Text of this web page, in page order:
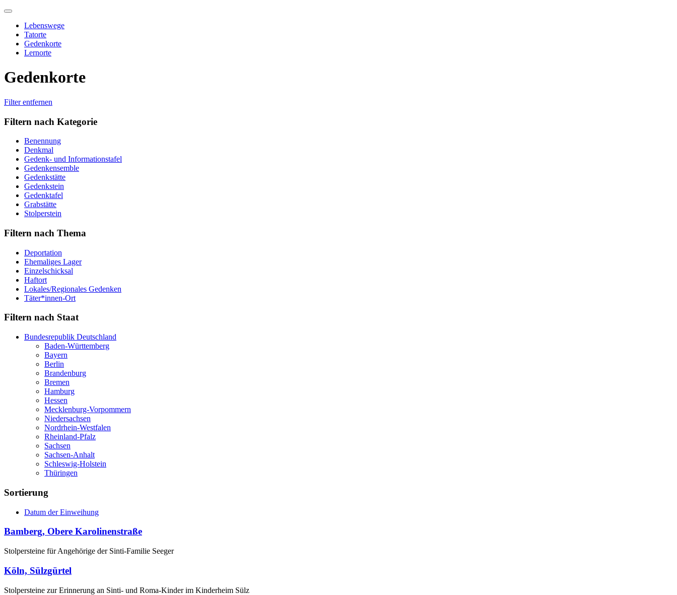
Skip
contentLebenswege
Tatorte
Gedenkorte
Lernorte
Gedenkorte
Filter entfernen
Filtern nach Kategorie
Benennung
Denkmal
Gedenk- und Informationstafel
Gedenkensemble
Gedenkstätte
Gedenkstein
Gedenktafel
Grabstätte
Stolperstein
Filtern nach Thema
Deportation
Ehemaliges Lager
Einzelschicksal
Haftort
Lokales/Regionales Gedenken
Täter*innen-Ort
Filtern nach Staat
Bundesrepublik Deutschland
Baden-Württemberg
Bayern
Berlin
Brandenburg
Bremen
Hamburg
Hessen
Mecklenburg-Vorpommern
Niedersachsen
Nordrhein-Westfalen
Rheinland-Pfalz
Sachsen
Sachsen-Anhalt
Schleswig-Holstein
Thüringen
Sortierung
Datum der Einweihung
Bamberg, Obere Karolinenstraße
Stolpersteine für Angehörige der Sinti-Familie Seeger
Köln, Sülzgürtel
Stolpersteine zur Erinnerung an Sinti- und Roma-Kinder im Kinderheim Sülz